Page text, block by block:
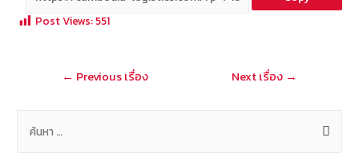
tt C
at
ai
Post Views: 551
แนะแนว
← Previous เรื่อง Next เรื่อง →